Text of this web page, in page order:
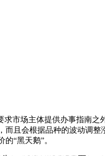
场主体提供办事指南之
会根据品种的波动调整
“黑天鹅”。